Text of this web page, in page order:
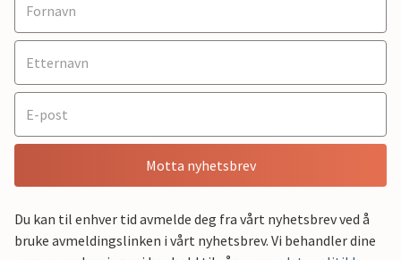
Motta nyhetsbrev
Du kan til enhver tid avmelde deg fra vårt nyhetsbrev ved å
bruke avmeldingslinken i vårt nyhetsbrev. Vi behandler dine